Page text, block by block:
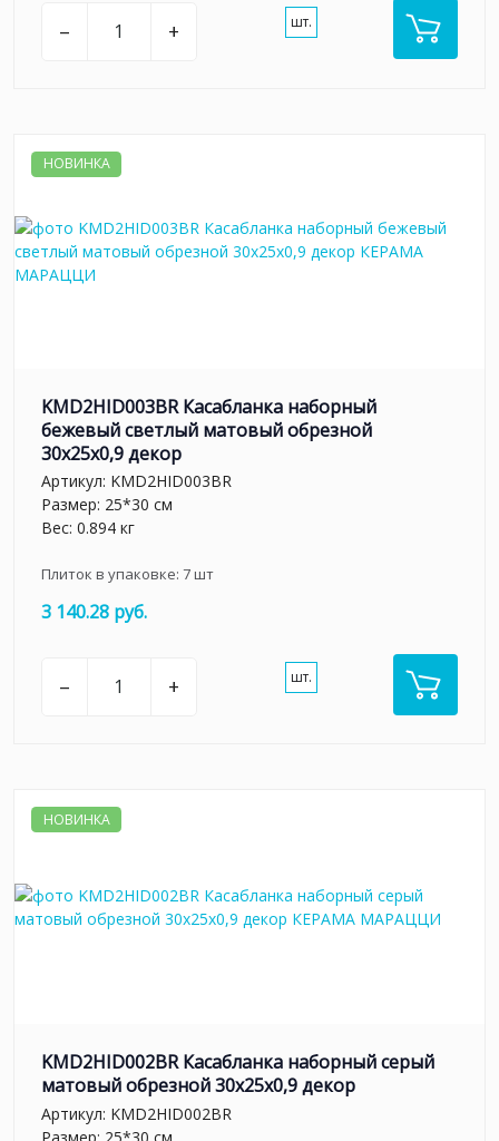
– + шт.
НОВИНКА
KMD2HID003BR Касабланка наборный
бежевый светлый матовый обрезной
30x25x0,9 декор
Артикул: KMD2HID003BR
Размер: 25*30 см
Вес: 0.894 кг
Плиток в упаковке: 7шт
3 140.28 руб.
– + шт.
НОВИНКА
KMD2HID002BR Касабланка наборный серый
матовый обрезной 30x25x0,9 декор
Артикул: KMD2HID002BR